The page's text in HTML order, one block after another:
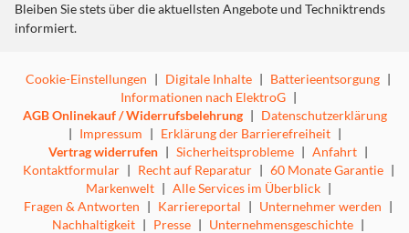
Bleiben Sie stets über die aktuellsten Angebote und Techniktrends
informiert.
Cookie-Einstellungen | Digitale Inhalte | Batterieentsorgung |
Informationen nach ElektroG |
AGB Onlinekauf / Widerrufsbelehrung | Datenschutzerklärung
| Impressum | Erklärung der Barrierefreiheit |
Vertrag widerrufen | Sicherheitsprobleme | Anfahrt |
Kontaktformular | Recht auf Reparatur | 60 Monate Garantie |
Markenwelt | Alle Services im Überblick |
Fragen & Antworten | Karriereportal | Unternehmer werden |
Nachhaltigkeit | Presse | Unternehmensgeschichte |